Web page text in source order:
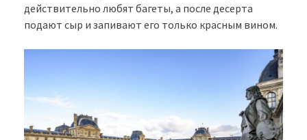
действительно любят багеты, а после десерта
подают сыр и запивают его только красным вином.